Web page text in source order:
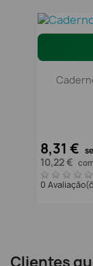
8,31 €
10,22 €
0